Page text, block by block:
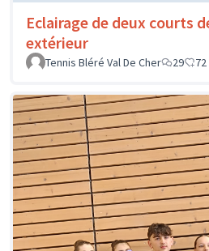
Eclairage de deux courts
extérieur
Tennis Bléré Val De Cher
29 72